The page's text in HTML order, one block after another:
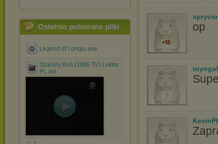
Ostatnio pobierane pliki
Legend of Longju.exe
Szalony Koń (1996 TV) Lektor
PL.avi
op